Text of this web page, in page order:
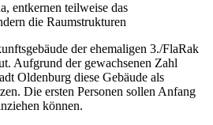
entkernen teilweise das
die Raumstrukturen
der ehemaligen 3./FlaRak
Aufgrund der gewachsenen Zahl
Oldenburg diese Gebäude als
Die ersten Personen sollen Anfang
können.